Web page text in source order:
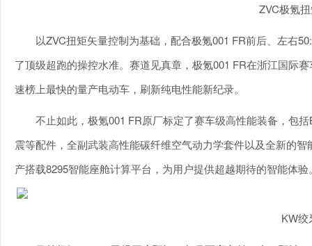
ZVC极氪
以ZVC扭矩矢量控制为基础，配合极氪001 FR前后、左右
了顶级超跑的操控水准。赛道见真章，极氪001 FR在浙江国际
速榜上最快的量产电动车，刷新纯电性能新纪录。
不止如此，极氪001 FR原厂标定了赛车级高性能装备，包
震等配件，全副武装高性能碳纤维空气动力学套件以及全新的
产搭载8295智能座舱计算平台，为用户提供超越期待的智能体验
KW绞